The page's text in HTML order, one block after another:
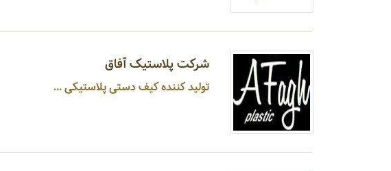
شرکت پلاستیک آفاق
تولید کننده کیف دستی پلاستیکی ...